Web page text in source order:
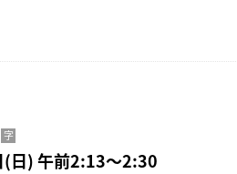
字
日) 午前2:13〜2:30